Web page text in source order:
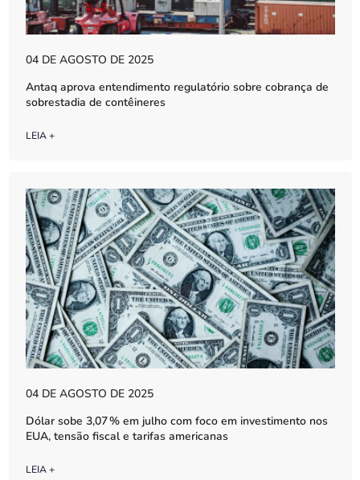
04 DE AGOSTO DE 2025
Antaq aprova entendimento regulatório sobre cobrança de
sobrestadia de contêineres
LEIA +
04 DE AGOSTO DE 2025
Dólar sobe 3,07 % em julho com foco em investimento nos
EUA, tensão fiscal e tarifas americanas
LEIA +